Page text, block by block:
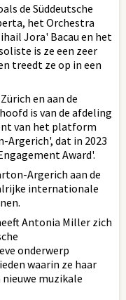
de Süddeutsche
het Orchestra
Jora' Bacau en het
is ze een zeer
treedt ze op in een
en aan de
is van de afdeling
van het platform
Argerich', dat in 2023
Award'.
Argerich aan de
internationale
Antonia Miller zich
onderwerp
waarin ze haar
muzikale